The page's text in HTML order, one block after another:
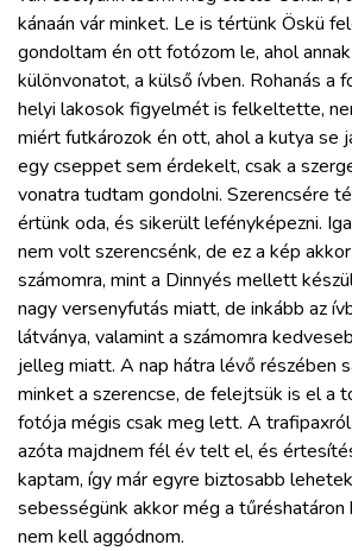
kánaán vár minket. Le is tértünk Öskü
gondoltam én ott fotózom le, ahol
különvonatot, a külső ívben. Rohanás a
helyi lakosok figyelmét is felkeltette,
miért futkározok én ott, ahol a kutya se
egy cseppet sem érdekelt, csak a
vonatra tudtam gondolni. Szerencsére
értünk oda, és sikerült lefényképezni.
nem volt szerencsénk, de ez a kép
számomra, mint a Dinnyés mellett
nagy versenyfutás miatt, de inkább az
látványa, valamint a számomra
jelleg miatt. A nap hátra lévő részében
minket a szerencse, de felejtsük is el a
fotója mégis csak meg lett. A
azóta majdnem fél év telt el, és
kaptam, így már egyre biztosabb
sebességünk akkor még a
nem kell aggódnom.